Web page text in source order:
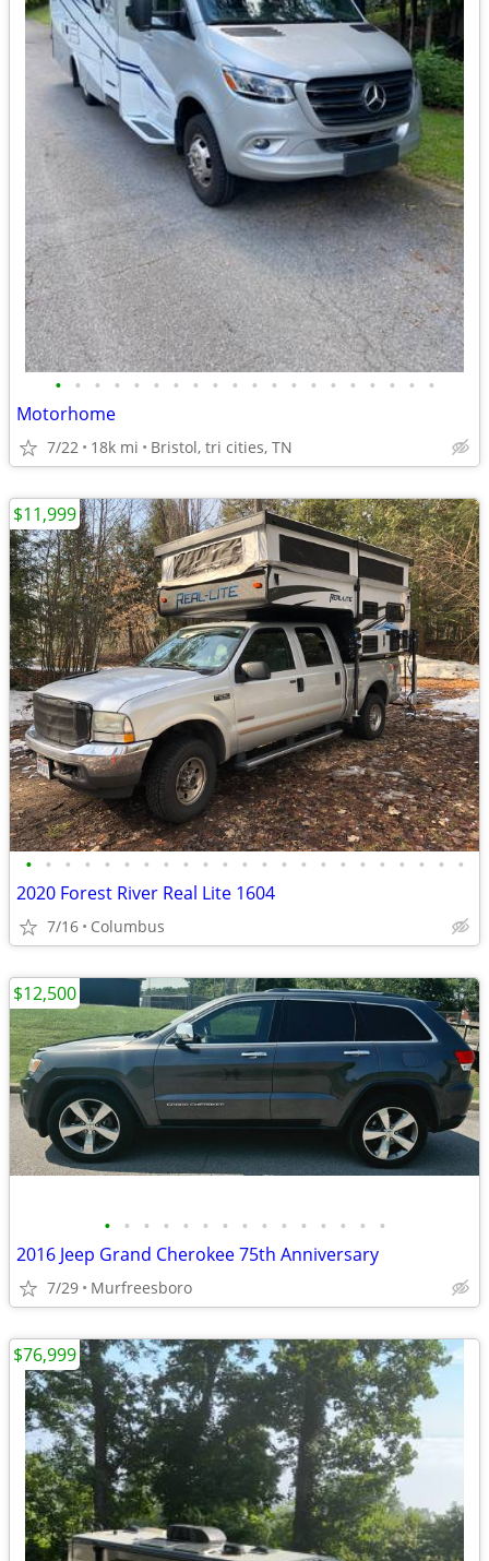
• • • • • • • • • • • • • • • • • • • •
Motorhome
7/22 18k mi Bristol, tri cities, TN
• • • • • • • • • • • • • • • • • • • • • • •
2020 Forest River Real Lite 1604
7/16 Columbus
$11,999
• • • • • • • • • • • • • • •
2016 Jeep Grand Cherokee 75th Anniversary
7/29 Murfreesboro
$12,500
$76,999